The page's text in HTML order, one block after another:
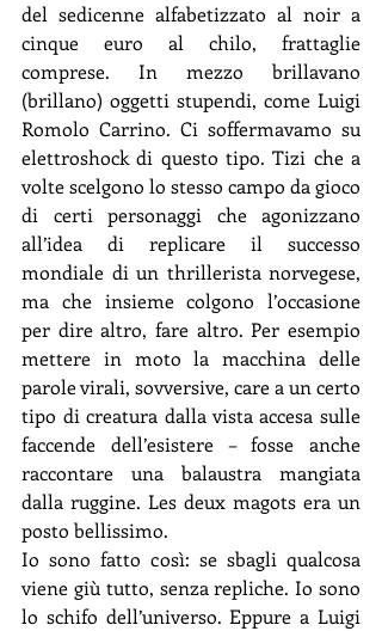
del sedicenne alfabetizzato al noir a
cinque euro al chilo, frattaglie
comprese. In mezzo brillavano
(brillano) oggetti stupendi, come Luigi
Romolo Carrino. Ci soffermavamo su
elettroshock di questo tipo. Tizi che a
volte scelgono lo stesso campo da gioco
di certi personaggi che agonizzano
all’idea di replicare il successo
mondiale di un thrillerista norvegese,
ma che insieme colgono l’occasione
per dire altro, fare altro. Per esempio
mettere in moto la macchina delle
parole virali, sovversive, care a un certo
tipo di creatura dalla vista accesa sulle
faccende dell’esistere – fosse anche
raccontare una balaustra mangiata
dalla ruggine. Les deux magots era un
posto bellissimo.
Io sono fatto così: se sbagli qualcosa
viene giù tutto, senza repliche. Io sono
lo schifo dell’universo. Eppure a Luigi